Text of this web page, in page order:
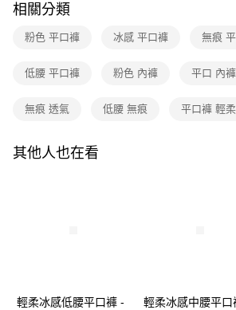
付款後全家取貨
每筆NT$70，滿NT$3,000(含以上)免運費
付款後7-11取貨
相關分類
粉色 平口褲 冰感 平口褲 無痕
低腰 平口褲 粉色 內褲 平口 內褲
無痕 透氣 低腰 無痕 平口褲 輕柔
其他人也在看
輕柔冰感低腰平口褲 -
輕柔冰感中腰平口